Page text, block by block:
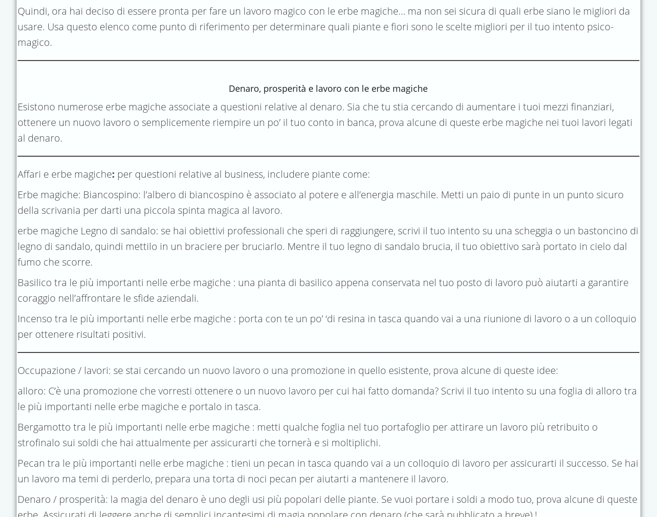
Quindi, ora hai deciso di essere pronta per fare un lavoro magico con le erbe magiche… ma non sei sicura di quali erbe siano le migliori da
usare. Usa questo elenco come punto di riferimento per determinare quali piante e fiori sono le scelte migliori per il tuo intento psico-
magico.
Denaro, prosperità e lavoro con le erbe magiche
Esistono numerose erbe magiche associate a questioni relative al denaro. Sia che tu stia cercando di aumentare i tuoi mezzi finanziari,
ottenere un nuovo lavoro o semplicemente riempire un po’ il tuo conto in banca, prova alcune di queste erbe magiche nei tuoi lavori legati
al denaro.
Affari e erbe magiche: per questioni relative al business, includere piante come:
Erbe magiche: Biancospino: l’albero di biancospino è associato al potere e all’energia maschile. Metti un paio di punte in un punto sicuro
della scrivania per darti una piccola spinta magica al lavoro.
erbe magiche Legno di sandalo: se hai obiettivi professionali che speri di raggiungere, scrivi il tuo intento su una scheggia o un bastoncino di
legno di sandalo, quindi mettilo in un braciere per bruciarlo. Mentre il tuo legno di sandalo brucia, il tuo obiettivo sarà portato in cielo dal
fumo che scorre.
Basilico tra le più importanti nelle erbe magiche : una pianta di basilico appena conservata nel tuo posto di lavoro può aiutarti a garantire
coraggio nell’affrontare le sfide aziendali.
Incenso tra le più importanti nelle erbe magiche : porta con te un po’ ‘di resina in tasca quando vai a una riunione di lavoro o a un colloquio
per ottenere risultati positivi.
Occupazione / lavori: se stai cercando un nuovo lavoro o una promozione in quello esistente, prova alcune di queste idee:
alloro: C’è una promozione che vorresti ottenere o un nuovo lavoro per cui hai fatto domanda? Scrivi il tuo intento su una foglia di alloro tra
le più importanti nelle erbe magiche e portalo in tasca.
Bergamotto tra le più importanti nelle erbe magiche : metti qualche foglia nel tuo portafoglio per attirare un lavoro più retribuito o
strofinalo sui soldi che hai attualmente per assicurarti che tornerà e si moltiplichi.
Pecan tra le più importanti nelle erbe magiche : tieni un pecan in tasca quando vai a un colloquio di lavoro per assicurarti il ​​successo. Se hai
un lavoro ma temi di perderlo, prepara una torta di noci pecan per aiutarti a mantenere il lavoro.
Denaro / prosperità: la magia del denaro è uno degli usi più popolari delle piante. Se vuoi portare i soldi a modo tuo, prova alcune di queste